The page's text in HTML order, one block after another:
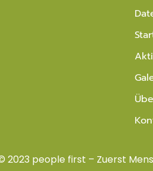
2023 people first – Zuerst